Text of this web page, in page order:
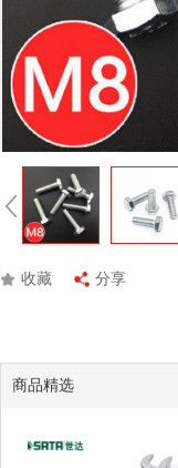
收藏 分享
商品精选